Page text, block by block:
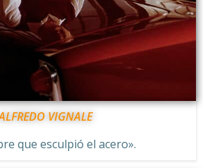
VIGNALE
que esculpió el acero».